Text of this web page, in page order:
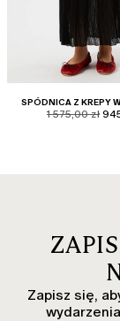
SPÓDNICA Z KREPY
1 575,00 zł
Zapisz się,